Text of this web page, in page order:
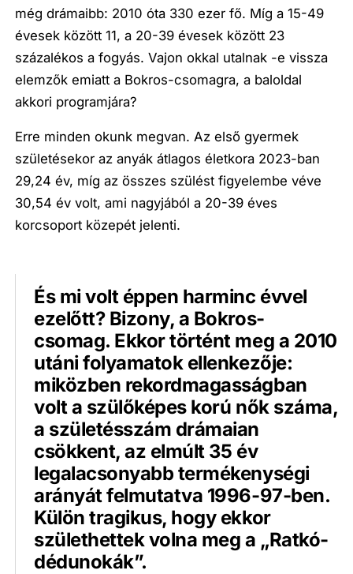
még drámaibb: 2010 óta 330 ezer fő. Míg a 15-49
évesek között 11, a 20-39 évesek között 23
százalékos a fogyás. Vajon okkal utalnak -e vissza
elemzők emiatt a Bokros-csomagra, a baloldal
akkori programjára?
Erre minden okunk megvan. Az első gyermek
születésekor az anyák átlagos életkora 2023-ban
29,24 év, míg az összes szülést figyelembe véve
30,54 év volt, ami nagyjából a 20-39 éves
korcsoport közepét jelenti.
És mi volt éppen harminc évvel
ezelőtt? Bizony, a Bokros-
csomag. Ekkor történt meg a 2010
utáni folyamatok ellenkezője:
miközben rekordmagasságban
volt a szülőképes korú nők száma,
a születésszám drámaian
csökkent, az elmúlt 35 év
legalacsonyabb termékenységi
arányát felmutatva 1996-97-ben.
Külön tragikus, hogy ekkor
születhettek volna meg a „Ratkó-
dédunokák”.